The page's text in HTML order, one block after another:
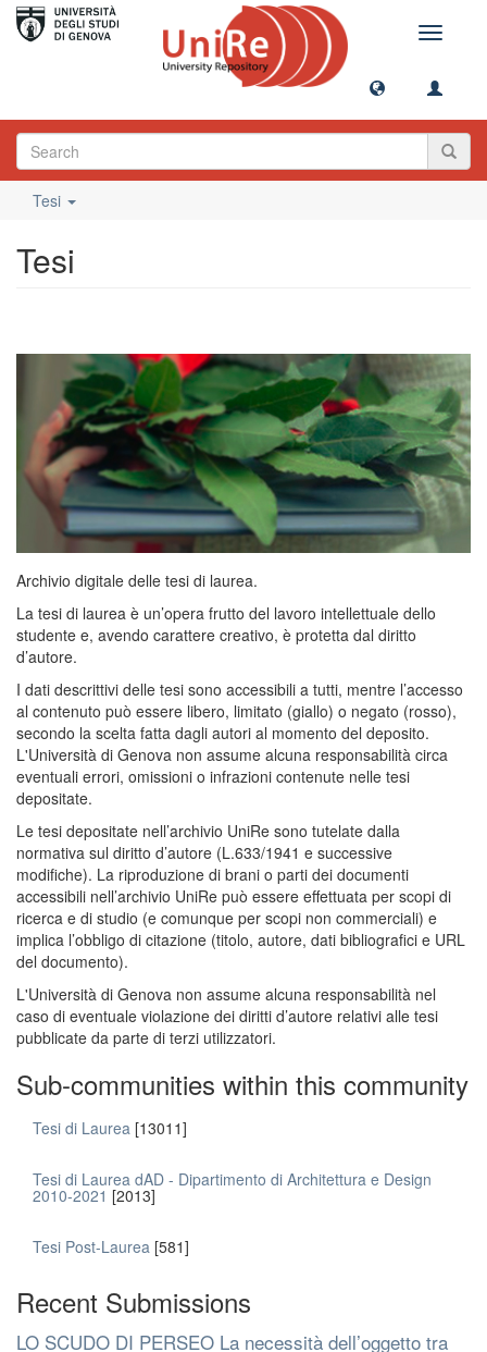
Toggle
Tesi
Tesi
Archivio digitale delle tesi di laurea.
La tesi di laurea è un’opera frutto del lavoro intellettuale dello
studente e, avendo carattere creativo, è protetta dal diritto
d’autore.
I dati descrittivi delle tesi sono accessibili a tutti, mentre l’accesso
al contenuto può essere libero, limitato (giallo) o negato (rosso),
secondo la scelta fatta dagli autori al momento del deposito.
L'Università di Genova non assume alcuna responsabilità circa
eventuali errori, omissioni o infrazioni contenute nelle tesi
depositate.
Le tesi depositate nell’archivio UniRe sono tutelate dalla
normativa sul diritto d’autore (L.633/1941 e successive
modifiche). La riproduzione di brani o parti dei documenti
accessibili nell’archivio UniRe può essere effettuata per scopi di
ricerca e di studio (e comunque per scopi non commerciali) e
implica l’obbligo di citazione (titolo, autore, dati bibliografici e URL
del documento).
L'Università di Genova non assume alcuna responsabilità nel
caso di eventuale violazione dei diritti d’autore relativi alle tesi
pubblicate da parte di terzi utilizzatori.
Sub-communities within this community
Tesi di Laurea [13011]
Tesi di Laurea dAD - Dipartimento di Architettura e Design
2010-2021 [2013]
Tesi Post-Laurea [581]
Recent Submissions
LO SCUDO DI PERSEO La necessità dell’oggetto tra